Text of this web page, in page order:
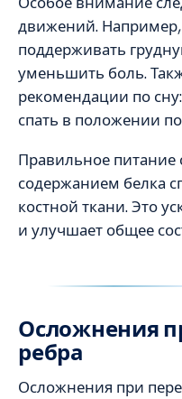
движений.
поддерживать
уменьшить боль.
рекомендации по
спать в положении
Правильное
содержанием белка
костной ткани. Это
и улучшает общее
Осложнения
ребра
Осложнения при